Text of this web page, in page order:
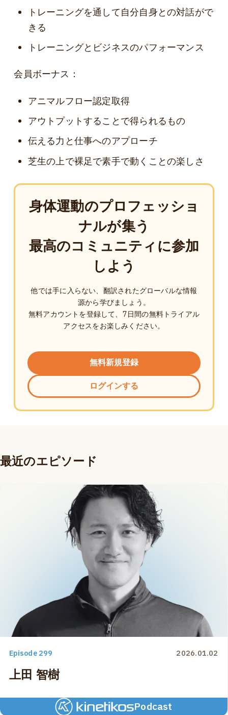
トレーニングを通して自分自身との対話がで
きる
トレーニングとビジネスのパフォーマンス
会員ボーナス：
アニマルフロー認定取得
アウトプットすることで得られるもの
伝える力と仕事へのアプローチ
芝生の上で裸足で素手で動くことの楽しさ
身体運動のプロフェッショ
ナルが集う
最高のコミュニティに参加
しよう
他では手に入らない、翻訳されたグローバルな情報
源から学びましょう。
無料アカウントを登録して、7日間の無料トライアル
アクセスをお楽しみください。
無料新規登録
ログインする
最近のエピソード
Episode 299 2026.01.02
上田 智樹
Podcast